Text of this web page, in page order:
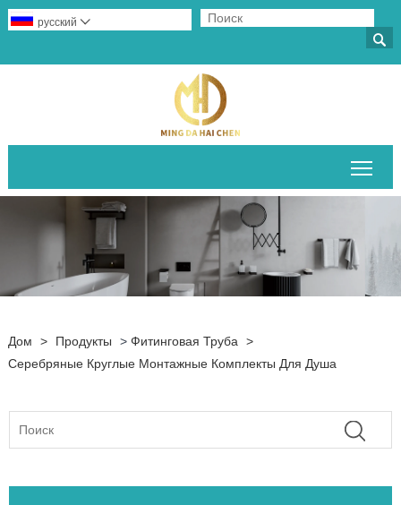

русский 
Дом > Продукты > Фитинговая Труба
>
Серебряные Круглые Монтажные Комплекты Для Душа